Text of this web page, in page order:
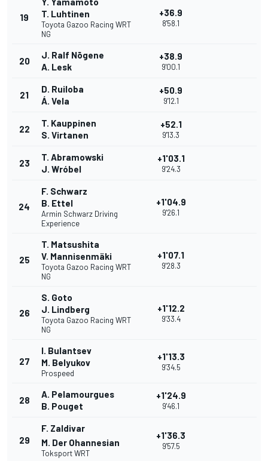
19
T. Luhtinen
Toyota Gazoo Racing WRT
NG
+36.9
8'58.1
20
J. Ralf Nõgene
A. Lesk
+38.9
9'00.1
21
D. Ruiloba
Á. Vela
+50.9
9'12.1
22
T. Kauppinen
S. Virtanen
+52.1
9'13.3
23
T. Abramowski
J. Wróbel
+1'03.1
9'24.3
24
F. Schwarz
B. Ettel
Armin Schwarz Driving
Experience
+1'04.9
9'26.1
25
T. Matsushita
V. Mannisenmäki
Toyota Gazoo Racing WRT
NG
+1'07.1
9'28.3
26
S. Goto
J. Lindberg
Toyota Gazoo Racing WRT
NG
+1'12.2
9'33.4
27
I. Bulantsev
M. Belyukov
Prospeed
+1'13.3
9'34.5
28
A. Pelamourgues
B. Pouget
+1'24.9
9'46.1
29
F. Zaldivar
M. Der Ohannesian
Toksport WRT
+1'36.3
9'57.5